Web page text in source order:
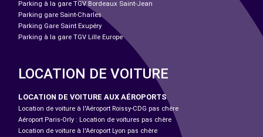
Parking à la gare TGV Bordeaux Saint-Jean
Parking gare Saint-Charles
Parking Gare Saint Exupéry
Parking à la gare TGV Lille Europe
LOCATION DE VOITURE
LOCATION DE VOITURE AUX AÉROPORTS
Location de voiture à l'Aéroport Roissy-CDG pas chère
Aéroport Paris-Orly : Location de voitures pas chère
Location de voiture à l'Aéroport Lyon pas chère